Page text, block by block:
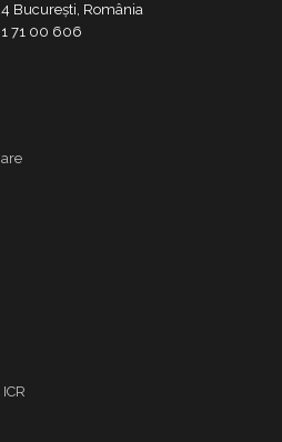
București, România
71 00 606